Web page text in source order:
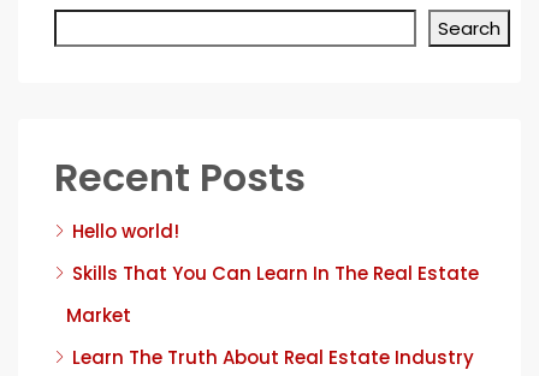
Search
Recent Posts
Hello world!
Skills That You Can Learn In The Real Estate
Market
Learn The Truth About Real Estate Industry